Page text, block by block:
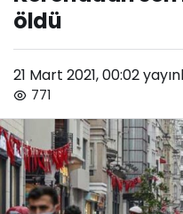
öldü
21 Mart 2021, 00:02
771